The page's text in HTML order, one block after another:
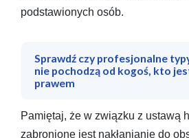
podstawionych osób.
Sprawdź czy profesjonalne
nie pochodzą od kogoś, kto
prawem
Pamiętaj, że w związku z ustawą
zabronione jest nakłanianie do